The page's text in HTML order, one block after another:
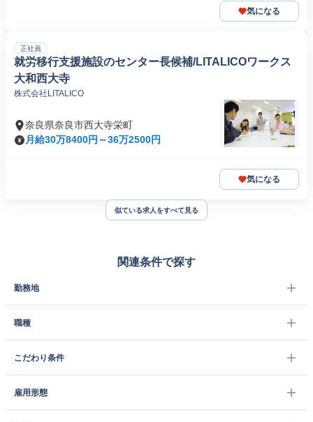
気になる
正社員
就労移行支援施設のセンター長候補/LITALICOワークス
大和西大寺
株式会社LITALICO
奈良県奈良市西大寺栄町
月給30万8400円～36万2500円
気になる
似ている求人をすべて見る
関連条件で探す
勤務地
職種
こだわり条件
雇用形態